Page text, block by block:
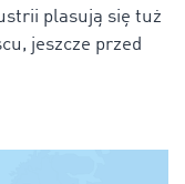
plasują się tuż
jeszcze przed